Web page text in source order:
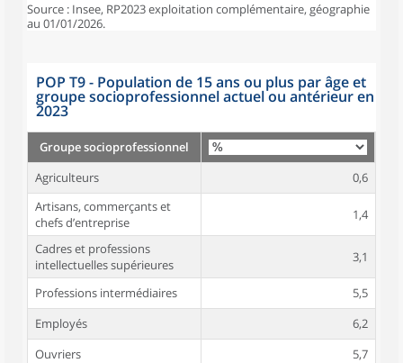
Source : Insee, RP2023 exploitation complémentaire, géographie
au 01/01/2026.
POP T9 - Population de 15 ans ou plus par âge et
groupe socioprofessionnel actuel ou antérieur en
2023
Groupe socioprofessionnel
Agriculteurs
0,6
Artisans, commerçants et
chefs d’entreprise
1,4
Cadres et professions
intellectuelles supérieures
3,1
Professions intermédiaires
5,5
Employés
6,2
Ouvriers
5,7